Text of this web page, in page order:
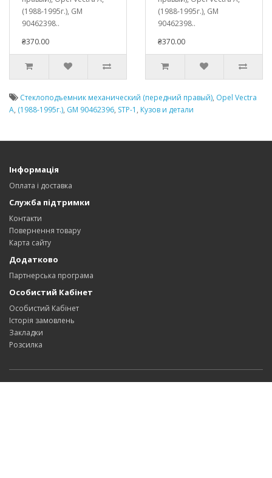
(1988-1995г.), GM
90462398..
₴370.00
(1988-1995г.), GM
90462398..
₴370.00
Стеклоподъемник механический (передний правый), Opel Vectra
A, (1988-1995г.), GM 90462396, STP-1 , Кузов и детали
Інформація
Оплата і доставка
Служба підтримки
Контакти
Повернення товару
Карта сайту
Додатково
Партнерська програма
Особистий Кабінет
Особистий Кабінет
Історія замовлень
Закладки
Розсилка